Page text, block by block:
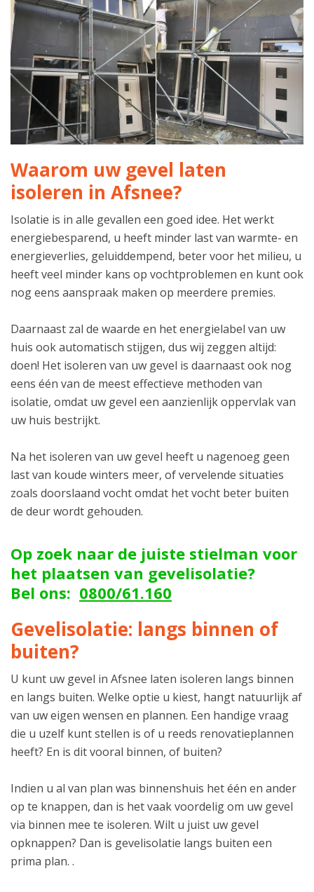
Waarom uw gevel laten
isoleren in Afsnee?
Isolatie is in alle gevallen een goed idee. Het werkt
energiebesparend, u heeft minder last van warmte- en
energieverlies, geluiddempend, beter voor het milieu, u
heeft veel minder kans op vochtproblemen en kunt ook
nog eens aanspraak maken op meerdere premies.
Daarnaast zal de waarde en het energielabel van uw
huis ook automatisch stijgen, dus wij zeggen altijd:
doen! Het isoleren van uw gevel is daarnaast ook nog
eens één van de meest effectieve methoden van
isolatie, omdat uw gevel een aanzienlijk oppervlak van
uw huis bestrijkt.
Na het isoleren van uw gevel heeft u nagenoeg geen
last van koude winters meer, of vervelende situaties
zoals doorslaand vocht omdat het vocht beter buiten
de deur wordt gehouden.
Op zoek naar de juiste stielman voor
het plaatsen van gevelisolatie?
Bel ons: 0800/61.160
Gevelisolatie: langs binnen of
buiten?
U kunt uw gevel in Afsnee laten isoleren langs binnen
en langs buiten. Welke optie u kiest, hangt natuurlijk af
van uw eigen wensen en plannen. Een handige vraag
die u uzelf kunt stellen is of u reeds renovatieplannen
heeft? En is dit vooral binnen, of buiten?
Indien u al van plan was binnenshuis het één en ander
op te knappen, dan is het vaak voordelig om uw gevel
via binnen mee te isoleren. Wilt u juist uw gevel
opknappen? Dan is gevelisolatie langs buiten een
prima plan. .